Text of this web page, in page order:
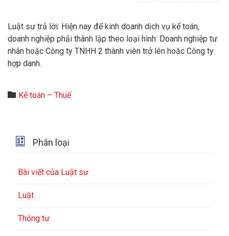
Luật sư trả lời: Hiện nay để kinh doanh dịch vụ kế toán,
doanh nghiệp phải thành lập theo loại hình: Doanh nghiệp tư
nhân hoặc Công ty TNHH 2 thành viên trở lên hoặc Công ty
hợp danh.
 Category
Kế toán – Thuế
 Phân loại
Bài viết của Luật sư
Luật
Thông tư